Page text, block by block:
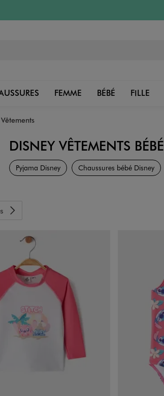
FEMME BÉBÉ FILLE
Vêtements
DISNEY VÊTEMENTS BÉBÉ
L Marques
Pyjama Disney Chaussures bébé Disney